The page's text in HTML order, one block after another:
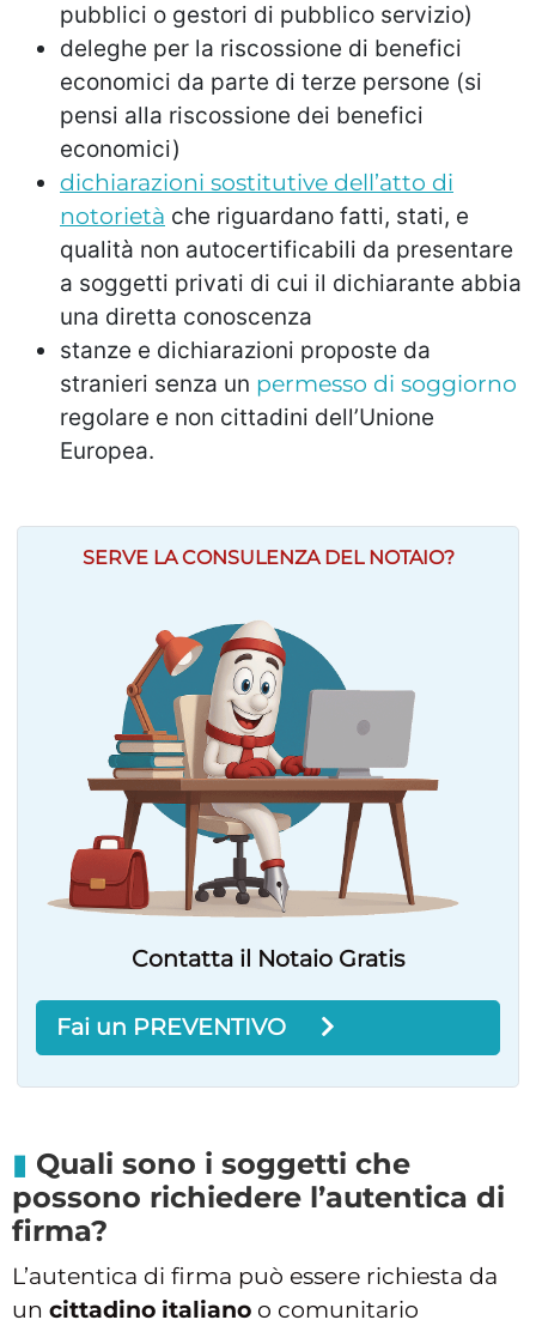
pubblici o gestori di pubblico servizio)
deleghe per la riscossione di benefici
economici da parte di terze persone (si
pensi alla riscossione dei benefici
economici)
dichiarazioni sostitutive dell’atto di
notorietà che riguardano fatti, stati, e
qualità non autocertificabili da presentare
a soggetti privati di cui il dichiarante abbia
una diretta conoscenza
stanze e dichiarazioni proposte da
stranieri senza un permesso di soggiorno
regolare e non cittadini dell’Unione
Europea.
SERVE LA CONSULENZA DEL NOTAIO?
Contatta il Notaio Gratis
Fai un PREVENTIVO
Quali sono i soggetti che
possono richiedere l’autentica di
firma?
L’autentica di firma può essere richiesta da
un cittadino italiano o comunitario